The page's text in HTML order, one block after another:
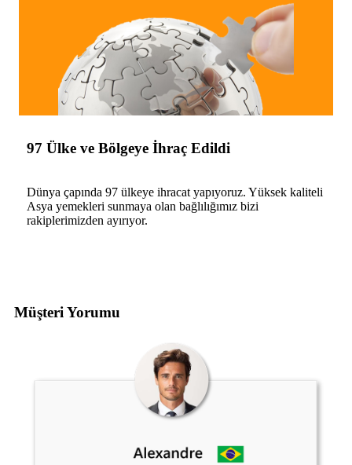
97 Ülke ve Bölgeye İhraç Edildi
Dünya çapında 97 ülkeye ihracat yapıyoruz. Yüksek kaliteli
Asya yemekleri sunmaya olan bağlılığımız bizi
rakiplerimizden ayırıyor.
Müşteri Yorumu